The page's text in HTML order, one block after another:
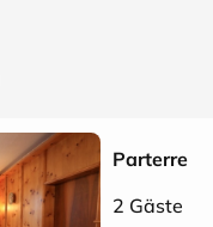
Parterre
2 Gäste